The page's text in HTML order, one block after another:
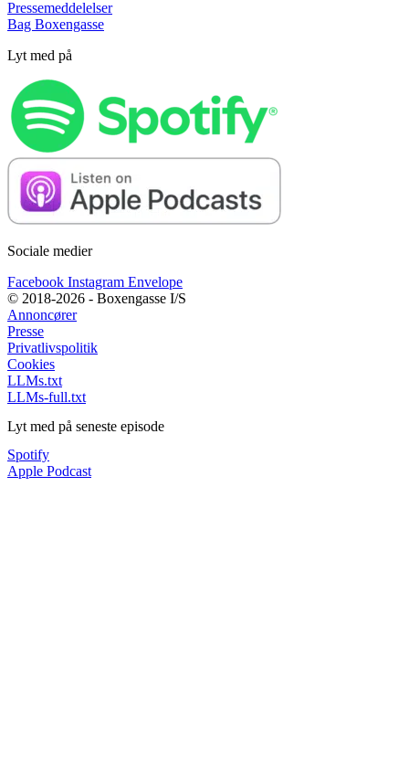
Pressemeddelelser
Bag Boxengasse
Lyt med på
Sociale medier
Facebook Instagram Envelope
© 2018-2026 - Boxengasse I/S
Annoncører
Presse
Privatlivspolitik
Cookies
LLMs.txt
LLMs-full.txt
Lyt med på seneste episode
Spotify
Apple Podcast